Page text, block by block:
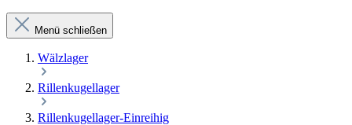
Menü schließen
Wälzlager
Rillenkugellager
Rillenkugellager-Einreihig